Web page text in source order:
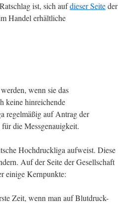
ist, sich aufdieser Seiteder
Handel erhältliche
wenn sie das
keine hinreichende
regelmäßig auf Antrag der
die Messgenauigkeit.
Hochdruckliga aufweist. Diese
Auf der Seite der Gesellschaft
einige Kernpunkte:
Zeit, wenn man auf Blutdruck-